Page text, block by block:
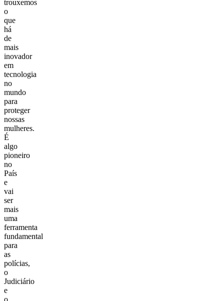
trouxemos
o
que
há
de
mais
inovador
em
tecnologia
no
mundo
para
proteger
nossas
mulheres.
É
algo
pioneiro
no
País
e
vai
ser
mais
uma
ferramenta
fundamental
para
as
polícias,
o
Judiciário
e